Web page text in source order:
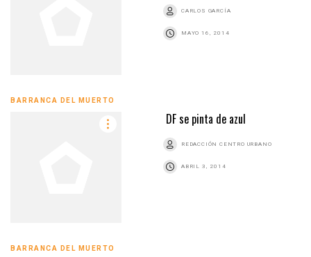
CARLOS GARCÍA
MAYO 16, 2014
BARRANCA DEL MUERTO
DF se pinta de azul
REDACCIÓN CENTRO URBANO
ABRIL 3, 2014
BARRANCA DEL MUERTO